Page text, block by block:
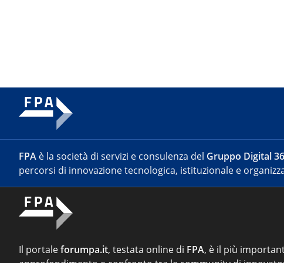
FPA è la società di servizi e consulenza del Gruppo Digital
percorsi di innovazione tecnologica, istituzionale e
Il portaleforumpa.it, testata online di FPA, è il più